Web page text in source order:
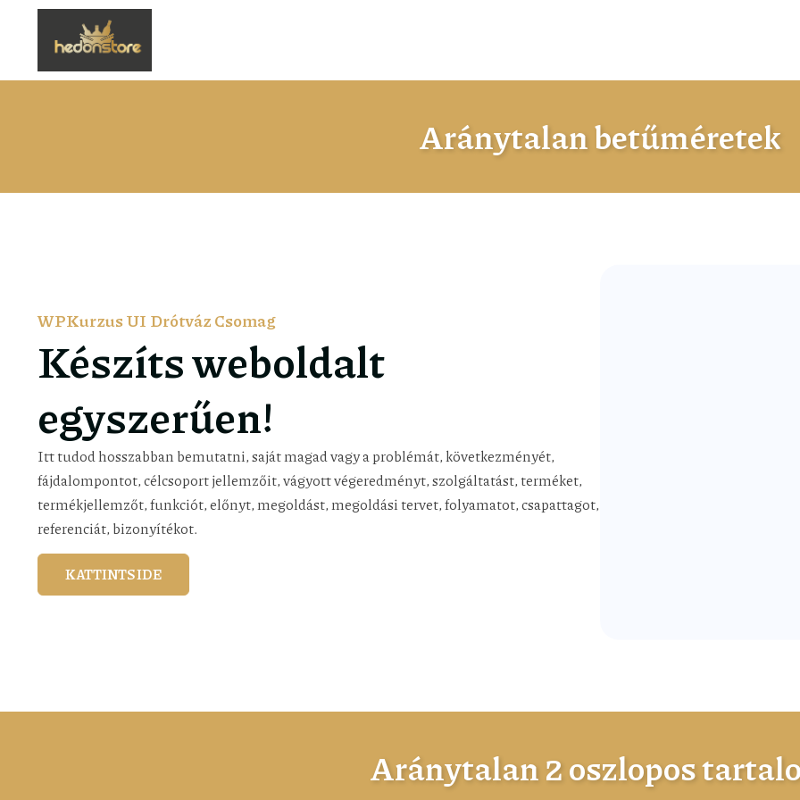
Aránytalan betűméretek
WPKurzus UI Drótváz Csomag
Készíts weboldalt
egyszerűen!
Itt tudod hosszabban bemutatni, saját magad vagy a problémát, következményét,
fájdalompontot, célcsoport jellemzőit, vágyott végeredményt, szolgáltatást, terméket,
termékjellemzőt, funkciót, előnyt, megoldást, megoldási tervet, folyamatot, csapattagot,
referenciát, bizonyítékot.
KATTINTS IDE
Aránytalan 2 oszlopos